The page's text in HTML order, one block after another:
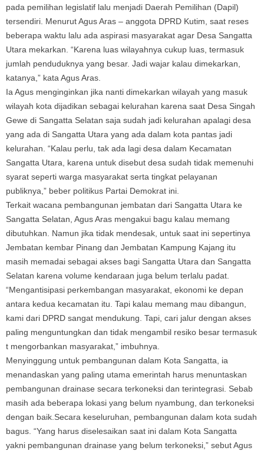
pada pemilihan legislatif lalu menjadi Daerah Pemilihan (Dapil)
tersendiri. Menurut Agus Aras – anggota DPRD Kutim, saat reses
beberapa waktu lalu ada aspirasi masyarakat agar Desa Sangatta
Utara mekarkan. “Karena luas wilayahnya cukup luas, termasuk
jumlah penduduknya yang besar. Jadi wajar kalau dimekarkan,
katanya,” kata Agus Aras.
Ia Agus menginginkan jika nanti dimekarkan wilayah yang masuk
wilayah kota dijadikan sebagai kelurahan karena saat Desa Singah
Gewe di Sangatta Selatan saja sudah jadi kelurahan apalagi desa
yang ada di Sangatta Utara yang ada dalam kota pantas jadi
kelurahan. “Kalau perlu, tak ada lagi desa dalam Kecamatan
Sangatta Utara, karena untuk disebut desa sudah tidak memenuhi
syarat seperti warga masyarakat serta tingkat pelayanan
publiknya,” beber politikus Partai Demokrat ini.
Terkait wacana pembangunan jembatan dari Sangatta Utara ke
Sangatta Selatan, Agus Aras mengakui bagu kalau memang
dibutuhkan. Namun jika tidak mendesak, untuk saat ini sepertinya
Jembatan kembar Pinang dan Jembatan Kampung Kajang itu
masih memadai sebagai akses bagi Sangatta Utara dan Sangatta
Selatan karena volume kendaraan juga belum terlalu padat.
“Mengantisipasi perkembangan masyarakat, ekonomi ke depan
antara kedua kecamatan itu. Tapi kalau memang mau dibangun,
kami dari DPRD sangat mendukung. Tapi, cari jalur dengan akses
paling menguntungkan dan tidak mengambil resiko besar termasuk
t mengorbankan masyarakat,” imbuhnya.
Menyinggung untuk pembangunan dalam Kota Sangatta, ia
menandaskan yang paling utama emerintah harus menuntaskan
pembangunan drainase secara terkoneksi dan terintegrasi. Sebab
masih ada beberapa lokasi yang belum nyambung, dan terkoneksi
dengan baik.Secara keseluruhan, pembangunan dalam kota sudah
bagus. “Yang harus diselesaikan saat ini dalam Kota Sangatta
yakni pembangunan drainase yang belum terkoneksi,” sebut Agus